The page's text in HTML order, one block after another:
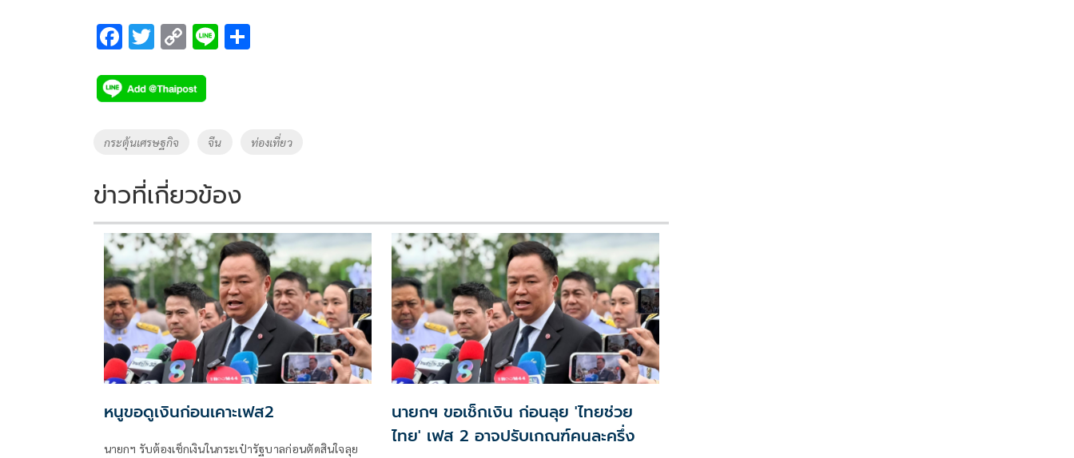
F
e
b
o
k
T
tt
er
C
p
y
k
Li
Tags
กระตุ้นเศรษฐกิจ จีน ท่องเที่ยว
ข่าวที่เกี่ยวข้อง
หนูขอดูเงินก่อนเคาะเฟส2
นายกฯ รับต้องเช็กเงินในกระเป๋ารัฐบาลก่อนตัดสินใจลุย
นายกฯ ขอเช็กเงิน ก่อนลุย 'ไทยช่วย
ไทย' เฟส 2 อาจปรับเกณฑ์คนละครึ่ง